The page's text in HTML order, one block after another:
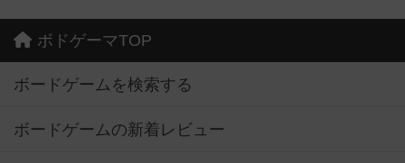
ボドゲーマTOP
ボードゲームを検索する
ボードゲームの新着レビュー